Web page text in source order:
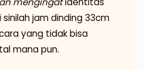
jam dinding 33cm
yang tidak bisa
mana pun.